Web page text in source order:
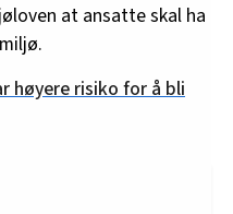
at ansatte skal ha
høyere risiko for å bli